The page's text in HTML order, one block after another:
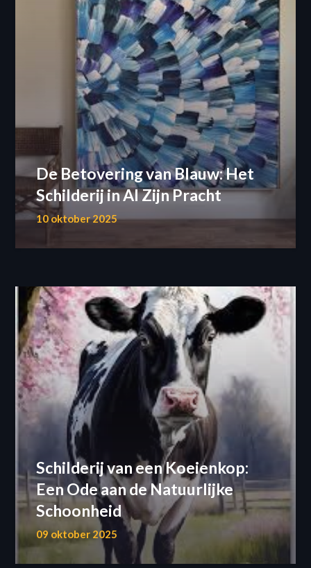
De Betovering van Blauw: Het
Schilderij in Al Zijn Pracht
10 oktober 2025
Schilderij van een Koeienkop:
Een Ode aan de Natuurlijke
Schoonheid
09 oktober 2025